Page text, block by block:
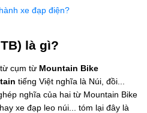
xe đạp điện?
là gì?
cụm từ Mountain Bike
tiếng Việt nghĩa là Núi, đồi...
nghĩa của hai từ Mountain Bike
xe đạp leo núi... tóm lại đây là